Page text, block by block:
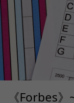
《Forbes